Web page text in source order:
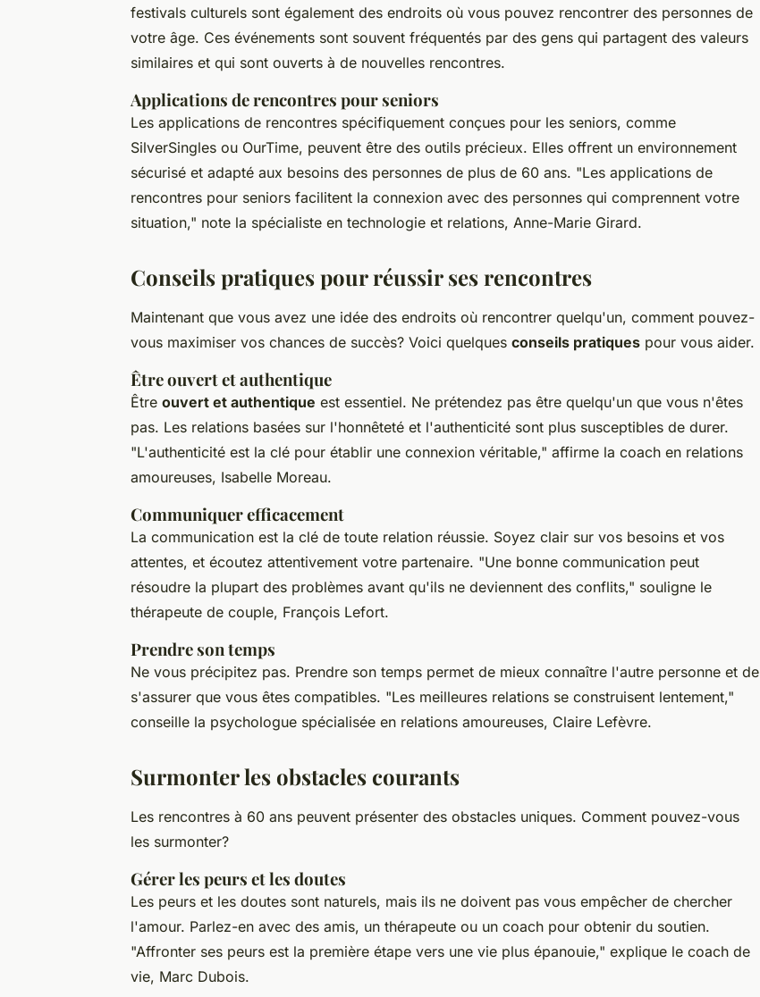
festivals culturels sont également des endroits où vous pouvez rencontrer des personnes de
votre âge. Ces événements sont souvent fréquentés par des gens qui partagent des valeurs
similaires et qui sont ouverts à de nouvelles rencontres.
Applications de rencontres pour seniors
Les applications de rencontres spécifiquement conçues pour les seniors, comme
SilverSingles ou OurTime, peuvent être des outils précieux. Elles offrent un environnement
sécurisé et adapté aux besoins des personnes de plus de 60 ans. "Les applications de
rencontres pour seniors facilitent la connexion avec des personnes qui comprennent votre
situation," note la spécialiste en technologie et relations, Anne-Marie Girard.
Conseils pratiques pour réussir ses rencontres
Maintenant que vous avez une idée des endroits où rencontrer quelqu'un, comment pouvez-
vous maximiser vos chances de succès? Voici quelques conseils pratiques pour vous aider.
Être ouvert et authentique
Être ouvert et authentique est essentiel. Ne prétendez pas être quelqu'un que vous n'êtes
pas. Les relations basées sur l'honnêteté et l'authenticité sont plus susceptibles de durer.
"L'authenticité est la clé pour établir une connexion véritable," affirme la coach en relations
amoureuses, Isabelle Moreau.
Communiquer efficacement
La communication est la clé de toute relation réussie. Soyez clair sur vos besoins et vos
attentes, et écoutez attentivement votre partenaire. "Une bonne communication peut
résoudre la plupart des problèmes avant qu'ils ne deviennent des conflits," souligne le
thérapeute de couple, François Lefort.
Prendre son temps
Ne vous précipitez pas. Prendre son temps permet de mieux connaître l'autre personne et de
s'assurer que vous êtes compatibles. "Les meilleures relations se construisent lentement,"
conseille la psychologue spécialisée en relations amoureuses, Claire Lefèvre.
Surmonter les obstacles courants
Les rencontres à 60 ans peuvent présenter des obstacles uniques. Comment pouvez-vous
les surmonter?
Gérer les peurs et les doutes
Les peurs et les doutes sont naturels, mais ils ne doivent pas vous empêcher de chercher
l'amour. Parlez-en avec des amis, un thérapeute ou un coach pour obtenir du soutien.
"Affronter ses peurs est la première étape vers une vie plus épanouie," explique le coach de
vie, Marc Dubois.